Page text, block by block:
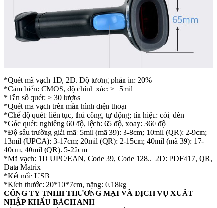
*Quét mã vạch 1D, 2D. Độ tương phản in: 20%
*Cảm biến: CMOS, độ chính xác: >=5mil
*Tần số quét: > 30 lượt/s
*Quét mã vạch trên màn hình điện thoại
*Chế độ quét: liên tục, thủ công, tự động; tín hiệu: còi, đèn
*Góc quét: nghiêng 60 độ, lệch: 65 độ, xoay: 360 độ
*Độ sâu trường giải mã: 5mil (mã 39): 3-8cm; 10mil (QR): 2-9cm;
13mil (UPCA): 3-17cm; 20mil (QR): 2-15cm; 40mil (mã 39): 17-
40cm; 40mil (QR): 5-22cm
*Mã vạch: 1D UPC/EAN, Code 39, Code 128.. 2D: PDF417, QR,
Data Matrix
*Kết nối: USB
*Kích thước: 20*10*7cm, nặng: 0.18kg
CÔNG TY TNHH THƯƠNG MẠI VÀ DỊCH VỤ XUẤT
NHẬP KHẨU BÁCH ANH